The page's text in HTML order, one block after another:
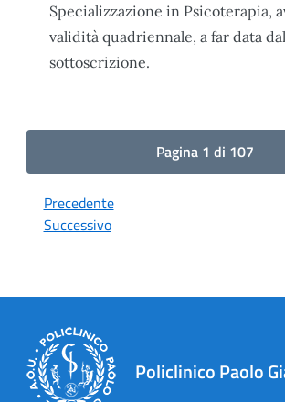
Specializzazione in Psicoterapia,
validità quadriennale, a far data
sottoscrizione.
Pagina 1 di 107
Precedente
Successivo
Policlinico Paolo